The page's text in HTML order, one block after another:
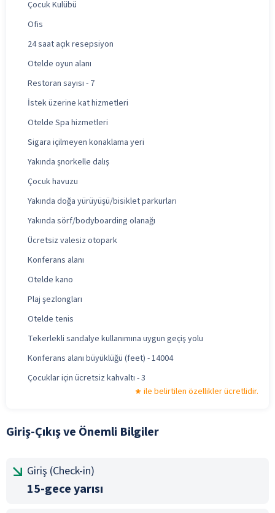
Çocuk Kulübü
Ofis
24 saat açık resepsiyon
Otelde oyun alanı
Restoran sayısı - 7
İstek üzerine kat hizmetleri
Otelde Spa hizmetleri
Sigara içilmeyen konaklama yeri
Yakında şnorkelle dalış
Çocuk havuzu
Yakında doğa yürüyüşü/bisiklet parkurları
Yakında sörf/bodyboarding olanağı
Ücretsiz valesiz otopark
Konferans alanı
Otelde kano
Plaj şezlongları
Otelde tenis
Tekerlekli sandalye kullanımına uygun geçiş yolu
Konferans alanı büyüklüğü (feet) - 14004
Çocuklar için ücretsiz kahvaltı - 3
ile belirtilen özellikler ücretlidir.
Giriş-Çıkış ve Önemli Bilgiler
Giriş (Check-in)
15-gece yarısı